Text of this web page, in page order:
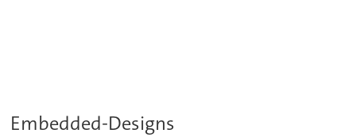
Embedded-Designs